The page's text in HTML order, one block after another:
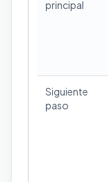
principal
Siguiente
paso